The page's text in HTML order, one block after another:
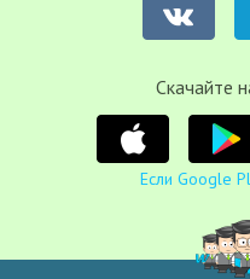
Cкачайте
Если Google